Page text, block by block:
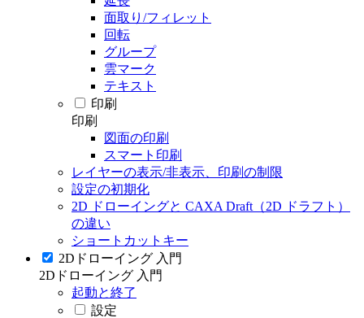
面取り/フィレット
回転
グループ
雲マーク
テキスト
印刷
印刷
図面の印刷
スマート印刷
レイヤーの表示/非表示、印刷の制限
設定の初期化
2D ドローイングと CAXA Draft（2D ドラフト）
の違い
ショートカットキー
2Dドローイング 入門
2Dドローイング 入門
起動と終了
設定